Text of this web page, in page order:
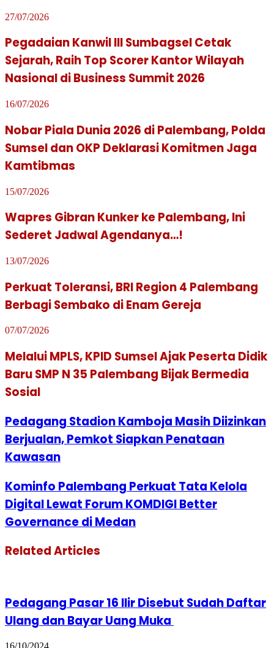
27/07/2026
Pegadaian Kanwil III Sumbagsel Cetak
Sejarah, Raih Top Scorer Kantor Wilayah
Nasional di Business Summit 2026
16/07/2026
Nobar Piala Dunia 2026 di Palembang, Polda
Sumsel dan OKP Deklarasi Komitmen Jaga
Kamtibmas
15/07/2026
Wapres Gibran Kunker ke Palembang, Ini
Sederet Jadwal Agendanya…!
13/07/2026
Perkuat Toleransi, BRI Region 4 Palembang
Berbagi Sembako di Enam Gereja
07/07/2026
Melalui MPLS, KPID Sumsel Ajak Peserta Didik
Baru SMP N 35 Palembang Bijak Bermedia
Sosial
Pedagang Stadion Kamboja Masih Diizinkan
Berjualan, Pemkot Siapkan Penataan
Kawasan
Kominfo Palembang Perkuat Tata Kelola
Digital Lewat Forum KOMDIGI Better
Governance di Medan
Related Articles
Pedagang Pasar 16 Ilir Disebut Sudah Daftar
Ulang dan Bayar Uang Muka